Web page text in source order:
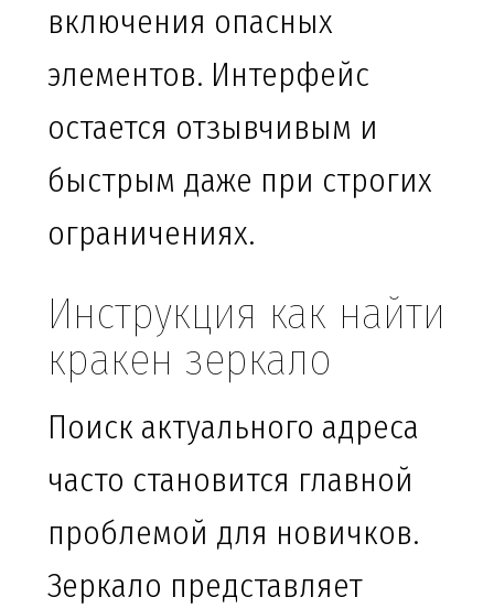
включения опасных
элементов. Интерфейс
остается отзывчивым и
быстрым даже при строгих
ограничениях.
Инструкция как найти
кракен зеркало
Поиск актуального адреса
часто становится главной
проблемой для новичков.
Зеркало представляет